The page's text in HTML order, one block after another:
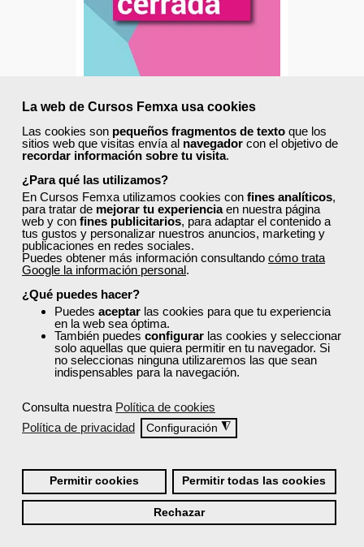
La web de Cursos Femxa usa cookies
Las cookies son pequeños fragmentos de texto que los
sitios web que visitas envía al navegador con el objetivo de
recordar información sobre tu visita.
¿Para qué las utilizamos?
En Cursos Femxa utilizamos cookies con fines analíticos,
para tratar de mejorar tu experienciaen nuestra página
web y con fines publicitarios, para adaptar el contenido a
tus gustos y personalizar nuestros anuncios, marketing y
publicaciones en redes sociales.
Puedes obtener más información consultando cómo trata
Google la información personal.
¿Qué puedes hacer?
Puedes aceptar las cookies para que tu experiencia
en la web sea óptima.
También puedes configurar las cookies y seleccionar
solo aquellas que quiera permitir en tu navegador. Si
no seleccionas ninguna utilizaremos las que sean
indispensables para la navegación.
Consulta nuestra Política de cookies
Política de privacidad
Configuración ◮
Permitir cookies Permitir todas las cookies
Rechazar
Diagnóstico por imagen
nuevas tecnologías
Curso Gratuito
100 horas
Online (toda España)
Matrícula cerrada
112
ONLINE